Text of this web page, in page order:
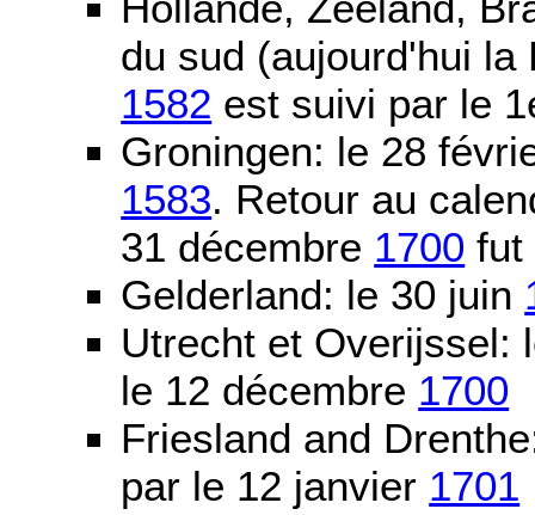
du sud (aujourd'hui la
1582 est suivi par le
Groningen: le 28
1583. Retour au
31 décembre 1700 fut
Gelderland: le 30 juin
Utrecht et Overijssel:
le 12 décembre 1700
Friesland and
par le 12 janvier 1701